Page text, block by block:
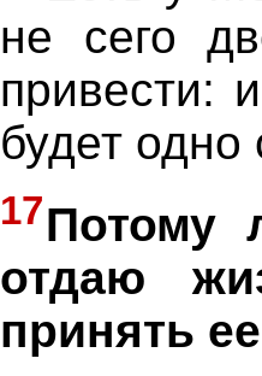
не сего
привести:
будет
17Потому
отдаю
принять